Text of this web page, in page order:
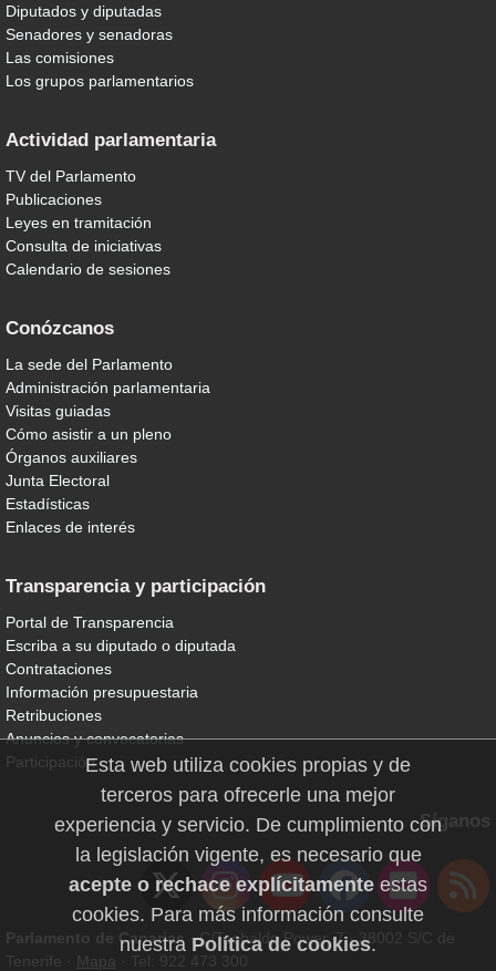
Diputados y diputadas
Senadores y senadoras
Las comisiones
Los grupos parlamentarios
Actividad parlamentaria
TV del Parlamento
Publicaciones
Leyes en tramitación
Consulta de iniciativas
Calendario de sesiones
Conózcanos
La sede del Parlamento
Administración parlamentaria
Visitas guiadas
Cómo asistir a un pleno
Órganos auxiliares
Junta Electoral
Estadísticas
Enlaces de interés
Transparencia y participación
Portal de Transparencia
Escriba a su diputado o diputada
Contrataciones
Información presupuestaria
Retribuciones
Anuncios y convocatorias
Participación
Síganos
Parlamento de Canarias · C/Teobaldo Power, 7 · 38002 S/C de
Tenerife · Mapa · Tel: 922 473 300
Esta web utiliza cookies propias y de
terceros para ofrecerle una mejor
experiencia y servicio. De cumplimiento con
la legislación vigente, es necesario que
acepte o rechace explícitamenteestas
cookies. Para más información consulte
nuestra Política de cookies.